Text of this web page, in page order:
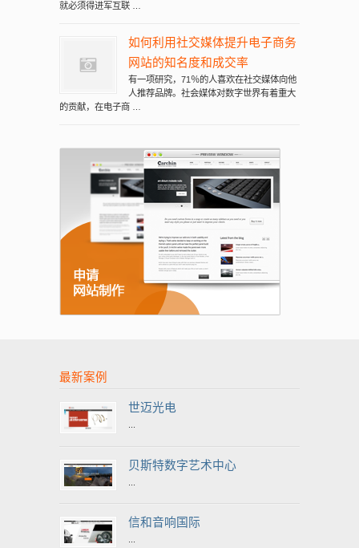
就必须得进军互联 …
如何利用社交媒体提升电子商务
网站的知名度和成交率
有一项研究，71％的人喜欢在社交媒体向他
人推荐品牌。社会媒体对数字世界有着重大
的贡献，在电子商 …
最新案例
世迈光电
贝斯特数字艺术中心
信和音响国际